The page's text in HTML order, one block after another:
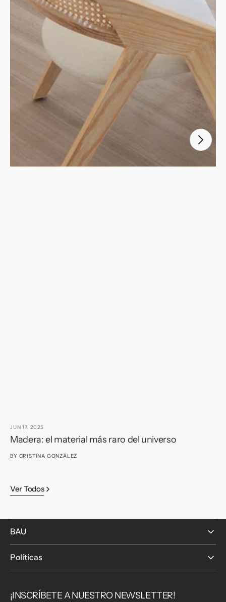
Ver Todos
JUN 17, 2025
Madera: el material más raro del universo
BY CRISTINA GONZÁLEZ
BAU
Políticas
¡INSCRÍBETE A NUESTRO NEWSLETTER!